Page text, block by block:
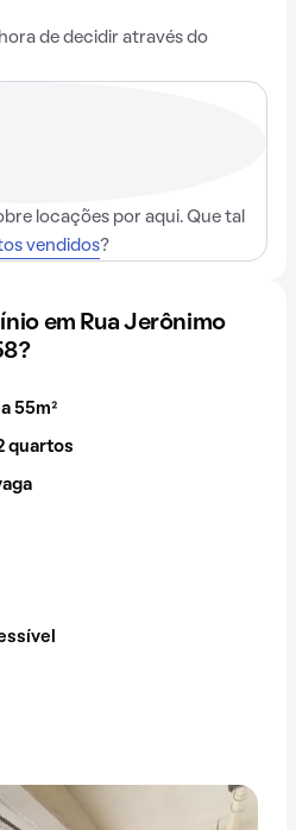
de decidir através do
locações por aqui. Que tal
vendidos?
em Rua Jerônimo
55m²
quartos